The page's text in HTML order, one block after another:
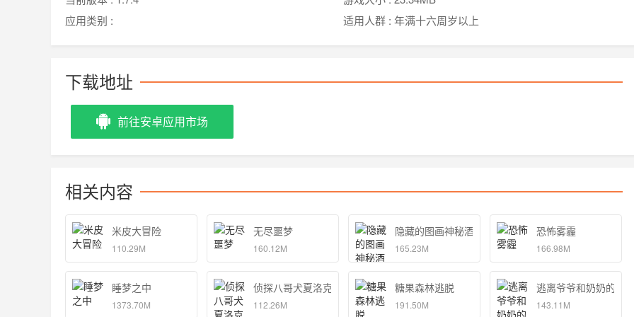
应用类别 :
适用人群 : 年满十六周岁以上
下载地址
前往安卓应用市场
相关内容
米皮大冒险
110.29M
无尽噩梦
160.12M
隐藏的图画神秘酒店
165.23M
恐怖雾霾
166.98M
睡梦之中
1373.70M
侦探八哥犬夏洛克
112.26M
糖果森林逃脱
191.50M
逃离爷爷和奶奶的房子
143.11M